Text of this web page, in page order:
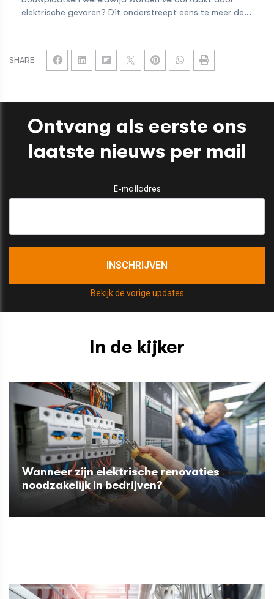
SHARE
elektrische gevaren? Dit onderstreept eens te meer de...
Ontvang als eerste ons
laatste nieuws per mail
E-mailadres
Bekijk de vorige updates
In de kijker
Wanneer zijn elektrische renovaties
noodzakelijk in bedrijven?